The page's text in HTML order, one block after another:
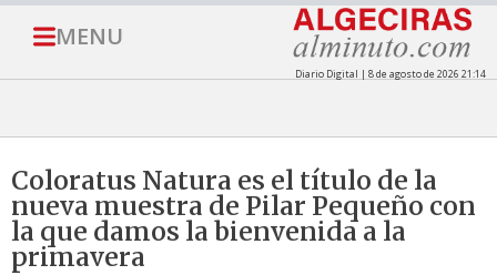
MENU
Diario Digital | 8 de agosto de 2026 21:14
Coloratus Natura es el título de la
nueva muestra de Pilar Pequeño con
la que damos la bienvenida a la
primavera